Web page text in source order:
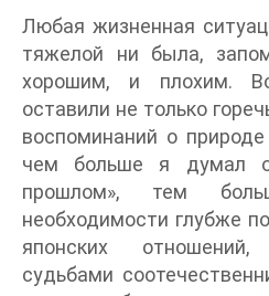
Любая жизненная
тяжелой ни была,
хорошим, и плохим.
оставили не только
воспоминаний о
чем больше я думал о
прошлом», тем
необходимости глубже
японских
судьбами